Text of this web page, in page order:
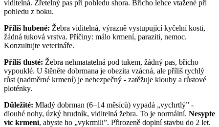
viditelná. Zřetelný pas při pohledu shora. Břicho lehce vtažené při
pohledu z boku.
Příliš hubené: Žebra viditelná, výrazně vystupující kyčelní kosti,
žádná tuková vrstva. Příčiny: málo krmení, paraziti, nemoc.
Konzultujte veterináře.
Příliš tlusté: Žebra nehmatatelná pod tukem, žádný pas, břicho
vypouklé. U štěněte dobrmana je obezita vzácná, ale příliš rychlý
růst (nadměrné krmení) je nebezpečný - zatěžuje klouby a růstové
ploténky.
Důležité: Mladý dobrman (6–14 měsíců) vypadá „vychrtlý” -
dlouhé nohy, úzký hrudník, viditelná žebra. To je normální. Nesypte
víc krmení, abyste ho „vykrmili”. Přirozeně doplní stavbu do 2 let.